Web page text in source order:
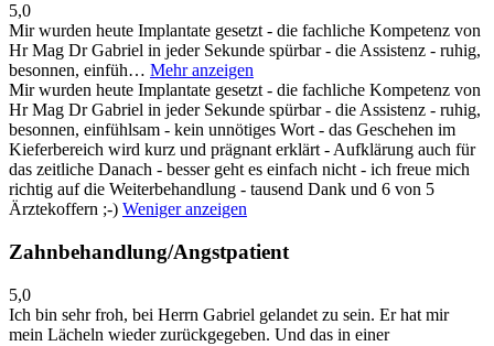
5,0
Mir wurden heute Implantate gesetzt - die fachliche Kompetenz von
Hr Mag Dr Gabriel in jeder Sekunde spürbar - die Assistenz - ruhig,
besonnen, einfüh… Mehr anzeigen
Mir wurden heute Implantate gesetzt - die fachliche Kompetenz von
Hr Mag Dr Gabriel in jeder Sekunde spürbar - die Assistenz - ruhig,
besonnen, einfühlsam - kein unnötiges Wort - das Geschehen im
Kieferbereich wird kurz und prägnant erklärt - Aufklärung auch für
das zeitliche Danach - besser geht es einfach nicht - ich freue mich
richtig auf die Weiterbehandlung - tausend Dank und 6 von 5
Ärztekoffern ;-) Weniger anzeigen
Zahnbehandlung/Angstpatient
5,0
Ich bin sehr froh, bei Herrn Gabriel gelandet zu sein. Er hat mir
mein Lächeln wieder zurückgegeben. Und das in einer